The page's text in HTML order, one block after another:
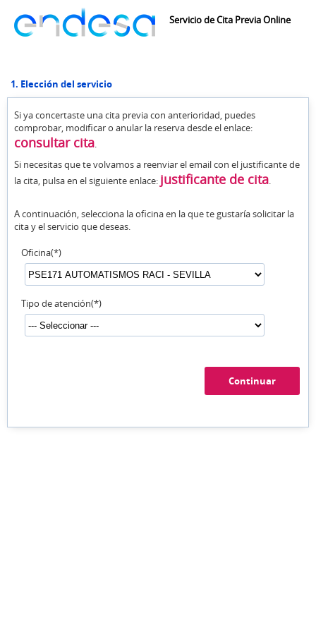
Servicio de Cita Previa Online
1. Elección del servicio
Si ya concertaste una cita previa con anterioridad, puedes
comprobar, modificar o anular la reserva desde el enlace:
consultar cita.
Si necesitas que te volvamos a reenviar el email con el justificante de
la cita, pulsa en el siguiente enlace: justificante de cita.
A continuación, selecciona la oficina en la que te gustaría solicitar la
cita y el servicio que deseas.
Oficina(*)
Tipo de atención(*)